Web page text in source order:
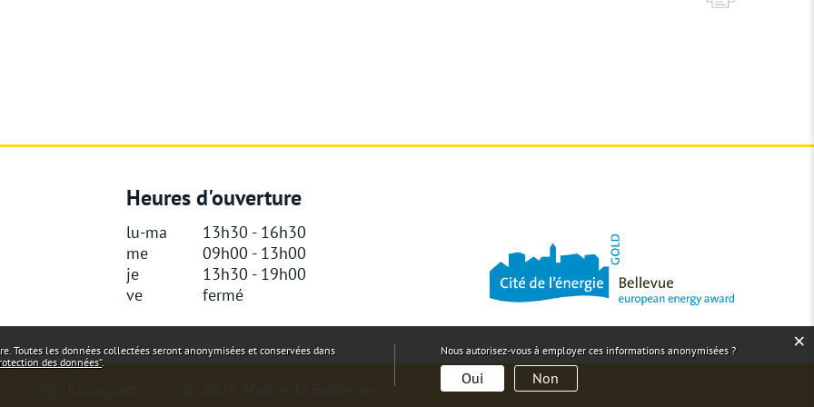
Heures d'ouverture
lu-ma
13h30 - 16h30
me
09h00 - 13h00
je
13h30 - 19h00
ve
fermé
Toutes les données collectées seront anonymisées et conservées dans
des données“.
Nous autorisez-vous à employer ces informations anonymisées ?
Oui Non
×